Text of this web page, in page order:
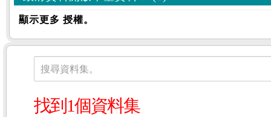
顯示更多 授權。
資料集
搜尋資料集。
找到1個資料集